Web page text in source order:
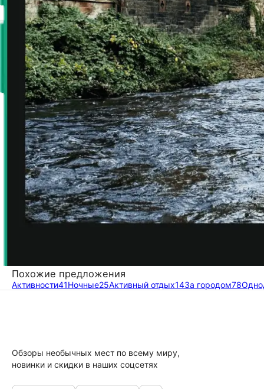
Похожие предложения
Активности41Ночные25Активный отдых14За городом78
Обзоры необычных мест по всему миру,
новинки и скидки в наших соцсетях